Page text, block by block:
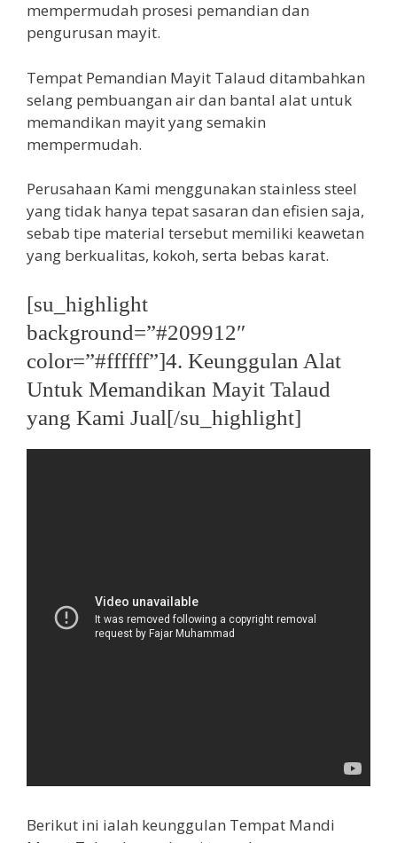
mempermudah prosesi pemandian dan
pengurusan mayit.
Tempat Pemandian Mayit Talaud ditambahkan
selang pembuangan air dan bantal alat untuk
memandikan mayit yang semakin
mempermudah.
Perusahaan Kami menggunakan stainless steel
yang tidak hanya tepat sasaran dan efisien saja,
sebab tipe material tersebut memiliki keawetan
yang berkualitas, kokoh, serta bebas karat.
[su_highlight
background=”#209912″
color=”#ffffff”]4. Keunggulan Alat
Untuk Memandikan Mayit Talaud
yang Kami Jual[/su_highlight]
Berikut ini ialah keunggulan Tempat Mandi